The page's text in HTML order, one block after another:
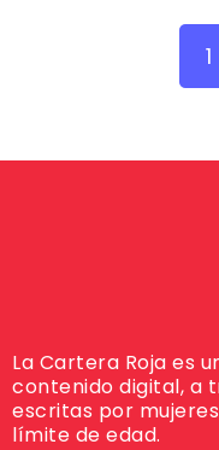
1
La Cartera Roja es
contenido digital, a
escritas por
límite de edad.